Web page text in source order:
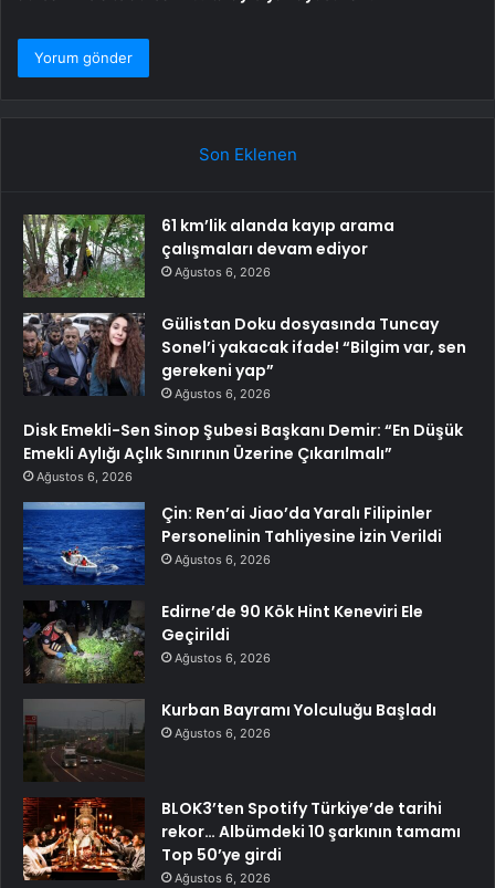
Son Eklenen
61 km’lik alanda kayıp arama
çalışmaları devam ediyor
Ağustos 6, 2026
Gülistan Doku dosyasında Tuncay
Sonel’i yakacak ifade! “Bilgim var, sen
gerekeni yap”
Ağustos 6, 2026
Disk Emekli-Sen Sinop Şubesi Başkanı Demir: “En Düşük
Emekli Aylığı Açlık Sınırının Üzerine Çıkarılmalı”
Ağustos 6, 2026
Çin: Ren’ai Jiao’da Yaralı Filipinler
Personelinin Tahliyesine İzin Verildi
Ağustos 6, 2026
Edirne’de 90 Kök Hint Keneviri Ele
Geçirildi
Ağustos 6, 2026
Kurban Bayramı Yolculuğu Başladı
Ağustos 6, 2026
BLOK3’ten Spotify Türkiye’de tarihi
rekor… Albümdeki 10 şarkının tamamı
Top 50’ye girdi
Ağustos 6, 2026